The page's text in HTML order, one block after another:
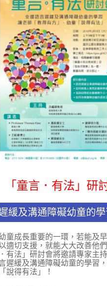
「童言．有法」研
緩及溝通障礙幼童的學
童成長重要的一環，若能及
適切支援，就能大大改善他
有法」研討會將邀請專家主
遲緩及溝通障礙幼童的學習
說得有法」！